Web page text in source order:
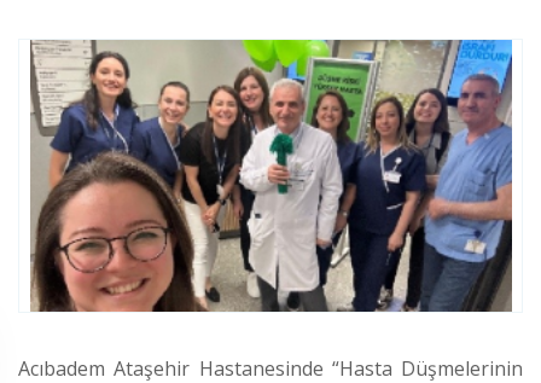
Acıbadem Ataşehir Hastanesinde “Hasta Düşmelerinin